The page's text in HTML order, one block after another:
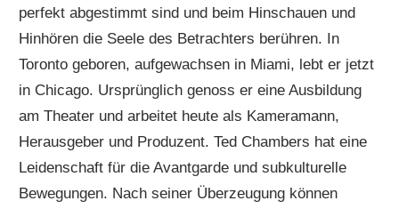
perfekt abgestimmt sind und beim Hinschauen und
Hinhören die Seele des Betrachters berühren. In
Toronto geboren, aufgewachsen in Miami, lebt er jetzt
in Chicago. Ursprünglich genoss er eine Ausbildung
am Theater und arbeitet heute als Kameramann,
Herausgeber und Produzent. Ted Chambers hat eine
Leidenschaft für die Avantgarde und subkulturelle
Bewegungen. Nach seiner Überzeugung können